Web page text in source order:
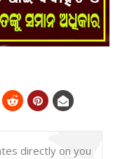
directly on you